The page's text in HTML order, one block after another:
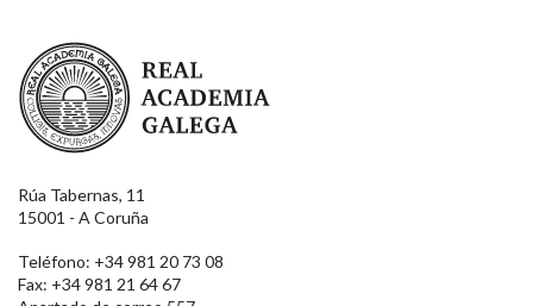
Real Academia Galega
Rúa Tabernas, 11
15001 - A Coruña
Teléfono: +34 981 20 73 08
Fax: +34 981 21 64 67